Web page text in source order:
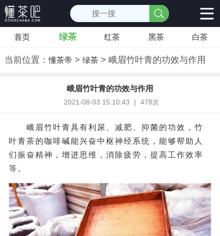
首页 绿茶 红茶 黑茶 白茶
当前位置：懂茶帝 > 绿茶> 峨眉竹叶青的功效与作用
峨眉竹叶青的功效与作用
2021-08-03 15:10:43 | 478次
峨眉竹叶青具有利尿、减肥、抑菌的功效，竹
叶青茶的咖啡碱能兴奋中枢神经系统，能够帮助人
们振奋精神，增进思维，消除疲劳，提高工作效率
等。